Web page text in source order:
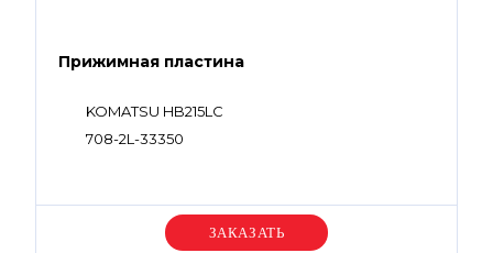
Прижимная пластина
KOMATSU HB215LC
708-2L-33350
Уточняйте цену